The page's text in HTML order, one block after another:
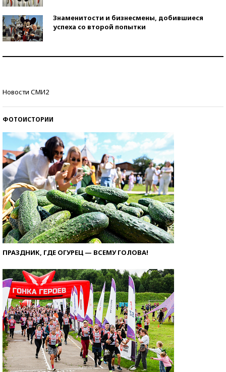
Знаменитости и бизнесмены, добившиеся
успеха со второй попытки
Новости СМИ2
ФОТОИСТОРИИ
ПРАЗДНИК, ГДЕ ОГУРЕЦ — ВСЕМУ ГОЛОВА!